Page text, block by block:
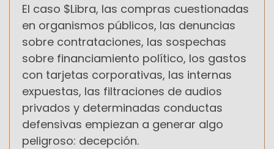
El caso $Libra, las compras cuestionadas
en organismos públicos, las denuncias
sobre contrataciones, las sospechas
sobre financiamiento político, los gastos
con tarjetas corporativas, las internas
expuestas, las filtraciones de audios
privados y determinadas conductas
defensivas empiezan a generar algo
peligroso: decepción.